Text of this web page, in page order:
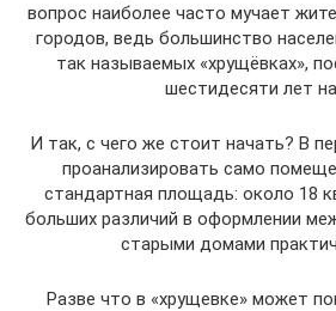
вопрос наиболее часто мучает
городов, ведь большинство
так называемых «хрущёвках»,
шестидесяти лет
И так, с чего же стоит начать? В
проанализировать само
стандартная площадь: около 18
больших различий в оформлении
старыми домами
Разве что в «хрущевке» может